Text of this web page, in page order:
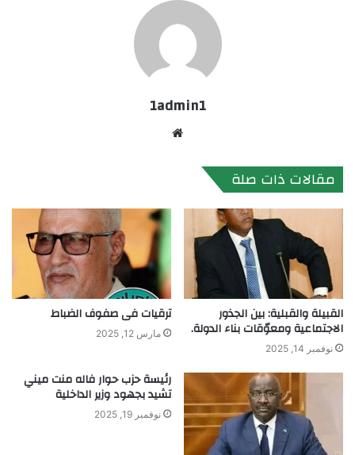
1admin1
مقالات ذات صلة
القبيلة والقبلية: بين الجذور
الاجتماعية ومعوّقات بناء الدولة.
نوفمبر 14, 2025
ترقيات فى صفوف الضباط
مارس 12, 2025
رئيسة حزب حوار فاله منت ميني
تشيد بجهود وزير الداخلية
نوفمبر 19, 2025